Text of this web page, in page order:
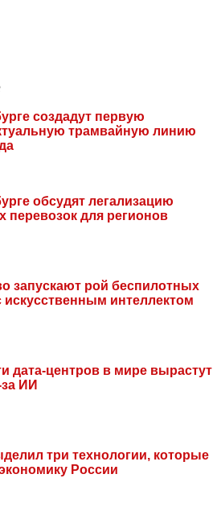
создадут первую
трамвайную линию
обсудят легализацию
перевозок для регионов
запускают рой беспилотных
искусственным интеллектом
дата-центров в мире вырастут
ИИ
три технологии, которые
России